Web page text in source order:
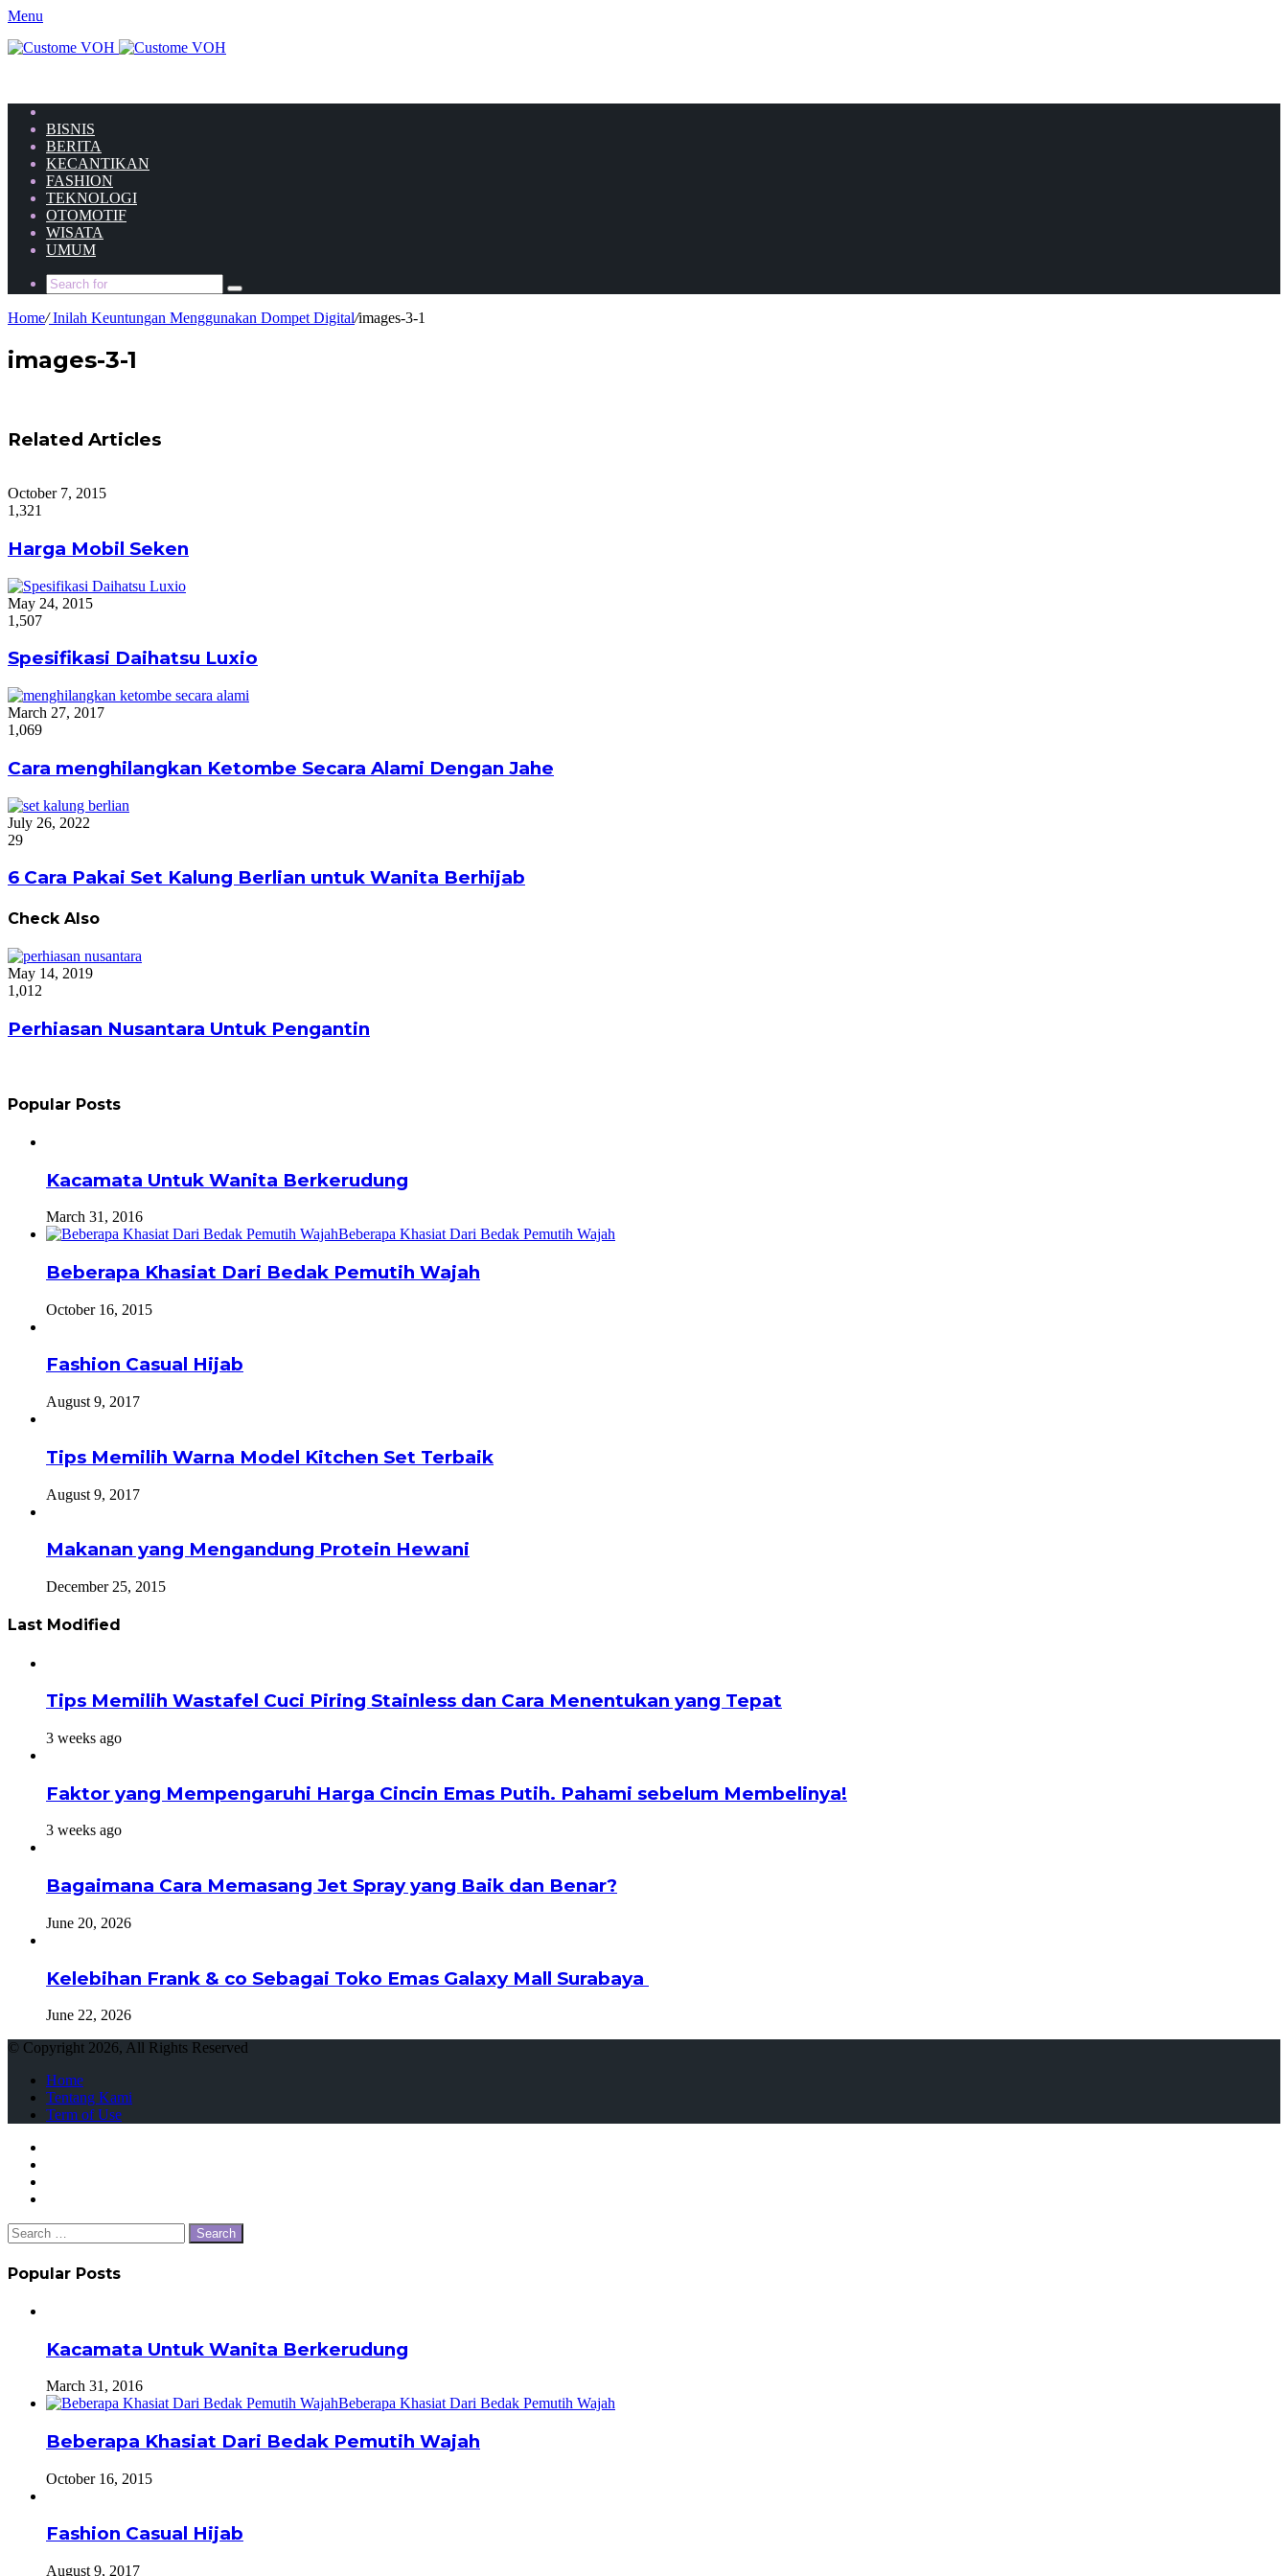
Menu
BISNIS
BERITA
KECANTIKAN
FASHION
TEKNOLOGI
OTOMOTIF
WISATA
UMUM
Home/Inilah Keuntungan Menggunakan Dompet Digital/images-3-1
images-3-1
Related Articles
October 7, 2015
1,321
Harga Mobil Seken
May 24, 2015
1,507
Spesifikasi Daihatsu Luxio
March 27, 2017
1,069
Cara menghilangkan Ketombe Secara Alami Dengan Jahe
July 26, 2022
29
6 Cara Pakai Set Kalung Berlian untuk Wanita Berhijab
Check Also
Close
May 14, 2019
1,012
Perhiasan Nusantara Untuk Pengantin
Popular Posts
Kacamata Untuk Wanita Berkerudung
March 31, 2016
Beberapa Khasiat Dari Bedak Pemutih Wajah
October 16, 2015
Fashion Casual Hijab
August 9, 2017
Tips Memilih Warna Model Kitchen Set Terbaik
August 9, 2017
Makanan yang Mengandung Protein Hewani
December 25, 2015
Last Modified
Tips Memilih Wastafel Cuci Piring Stainless dan Cara Menentukan yang Tepat
3 weeks ago
Faktor yang Mempengaruhi Harga Cincin Emas Putih. Pahami sebelum Membelinya!
3 weeks ago
Bagaimana Cara Memasang Jet Spray yang Baik dan Benar?
June 20, 2026
Kelebihan Frank & co Sebagai Toko Emas Galaxy Mall Surabaya
June 22, 2026
© Copyright 2026, All Rights Reserved
Home
Tentang Kami
Term of Use
Close
Search
for:
Popular Posts
Kacamata Untuk Wanita Berkerudung
March 31, 2016
Beberapa Khasiat Dari Bedak Pemutih Wajah
October 16, 2015
Fashion Casual Hijab
August 9, 2017